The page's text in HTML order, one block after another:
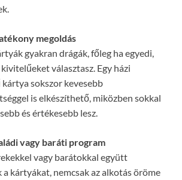
megoldás
gyakran drágák, főleg ha egyedi,
választasz. Egy házi
kártya sokszor kevesebb
is elkészíthető, miközben sokkal
és értékesebb lesz.
vagy baráti program
vagy barátokkal együtt
a kártyákat, nemcsak az alkotás öröme